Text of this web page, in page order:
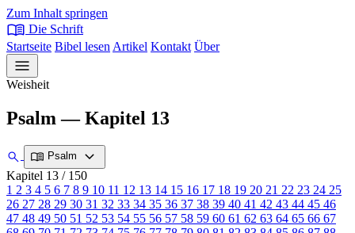
Zum Inhalt springen
menu_book Die Schrift
Startseite Bibel lesen Artikel Kontakt Über
menu
Weisheit
Psalm — Kapitel 13
search menu_book Psalm expand_more
Kapitel 13 / 150
1 2 3 4 5 6 7 8 9 10 11 12 13 14 15 16 17 18 19 20 21 22 23 24 25
26 27 28 29 30 31 32 33 34 35 36 37 38 39 40 41 42 43 44 45 46
47 48 49 50 51 52 53 54 55 56 57 58 59 60 61 62 63 64 65 66 67